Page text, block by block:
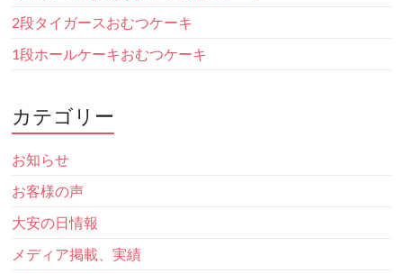
2段タイガースおむつケーキ
1段ホールケーキおむつケーキ
カテゴリー
お知らせ
お客様の声
大安の日情報
メディア掲載、実績